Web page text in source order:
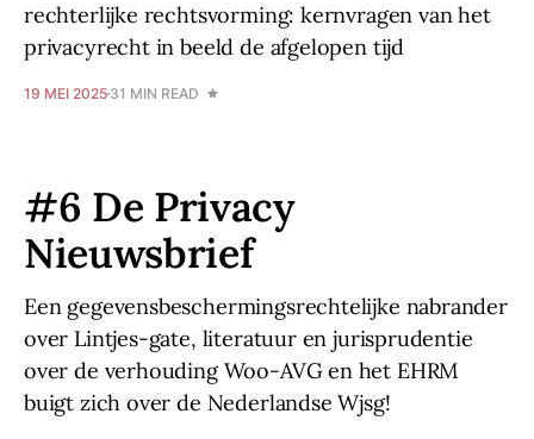
rechterlijke rechtsvorming: kernvragen van het
privacyrecht in beeld de afgelopen tijd
19 MEI 2025 31 MIN READ
#6 De Privacy
Nieuwsbrief
Een gegevensbeschermingsrechtelijke nabrander
over Lintjes-gate, literatuur en jurisprudentie
over de verhouding Woo-AVG en het EHRM
buigt zich over de Nederlandse Wjsg!